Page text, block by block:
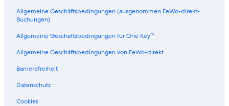
Allgemeine Geschäftsbedingungen (ausgenommen FeWo-direkt-
Buchungen)
Allgemeine Geschäftsbedingungen für One Key™
Allgemeine Geschäftsbedingungen von FeWo-direkt
Barrierefreiheit
Datenschutz
Cookies